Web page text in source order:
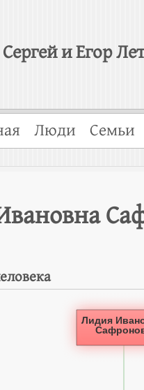
Сергей и Егор
Люди Семьи